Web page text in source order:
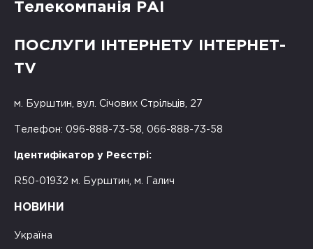
Телекомпанія РАІ
ПОСЛУГИ ІНТЕРНЕТУ ІНТЕРНЕТ-
TV
м. Бурштин, вул. Січових Стрільців, 27
Телефон: 096-888-73-58, 066-888-73-58
Ідентифікатор у Реєстрі:
R50-01932 м. Бурштин, м. Галич
НОВИНИ
Україна